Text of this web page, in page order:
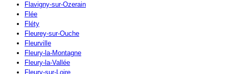
Flavigny-sur-Ozerain
Flée
Fléty
Fleurey-sur-Ouche
Fleurville
Fleury-la-Montagne
Fleury-la-Vallée
Fleury-sur-Loire